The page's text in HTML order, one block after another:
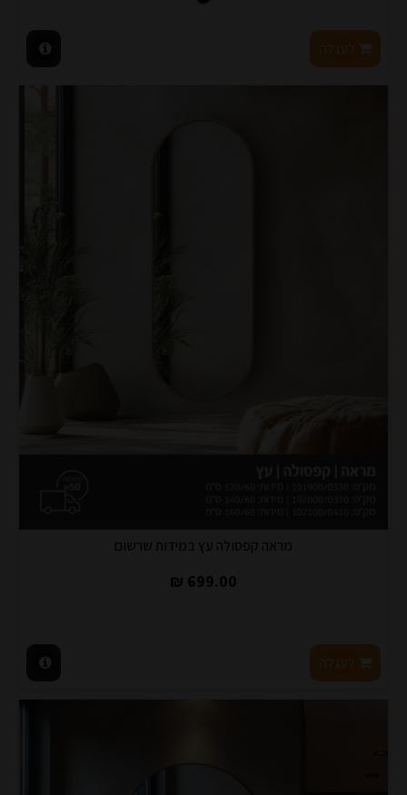
לעגלה
מראה קפסולה עץ במידות שרשום
699.00 ₪
לעגלה